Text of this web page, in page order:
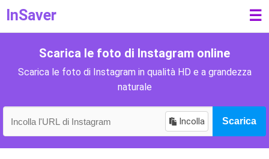
InSaver ☰
Scarica le foto di Instagram online
Scarica le foto di Instagram in qualità HD e a grandezza
naturale
Incolla Scarica